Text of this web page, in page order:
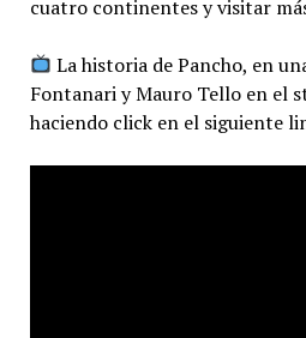
cuatro continentes y visitar
La historia de Pancho, en
Fontanari y Mauro Tello en el
haciendo click en el siguiente